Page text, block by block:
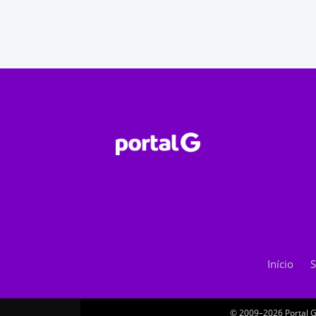
Início
© 2009–2026 Portal